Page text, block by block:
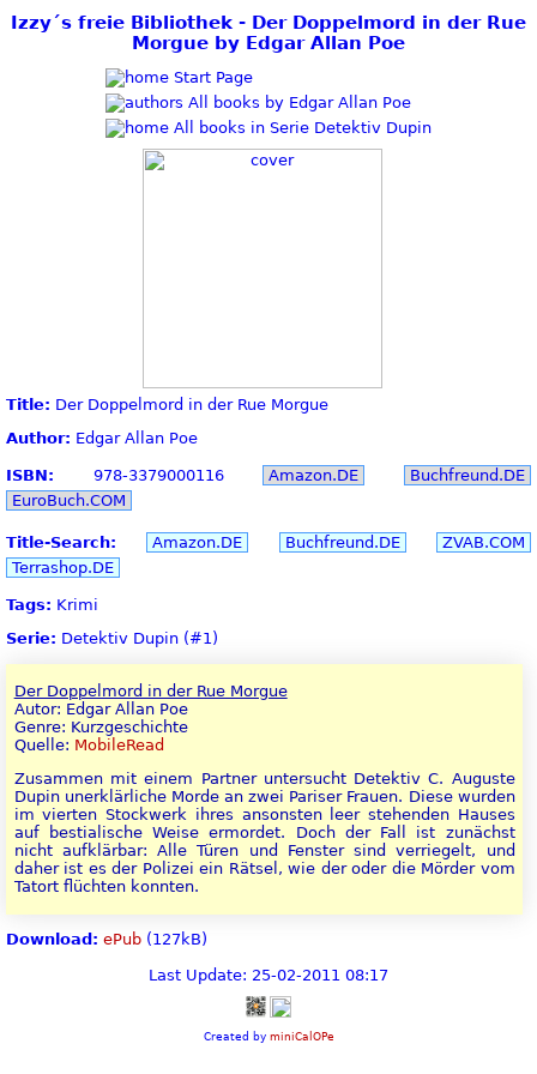
Izzy´s freie Bibliothek - Der Doppelmord in der Rue
Morgue by Edgar Allan Poe
Start Page
All books by Edgar Allan Poe
All books in Serie Detektiv Dupin
Title: Der Doppelmord in der Rue Morgue
Author: Edgar Allan Poe
ISBN: 978-3379000116 Amazon.DE
Buchfreund.DE
EuroBuch.COM
Title-Search: Amazon.DE Buchfreund.DE
ZVAB.COM
Terrashop.DE
Tags: Krimi
Serie: Detektiv Dupin (#1)
Der Doppelmord in der Rue Morgue
Autor: Edgar Allan Poe
Genre: Kurzgeschichte
Quelle: MobileRead
Zusammen mit einem Partner untersucht Detektiv C. Auguste
Dupin unerklärliche Morde an zwei Pariser Frauen. Diese wurden
im vierten Stockwerk ihres ansonsten leer stehenden Hauses
auf bestialische Weise ermordet. Doch der Fall ist zunächst
nicht aufklärbar: Alle Türen und Fenster sind verriegelt, und
daher ist es der Polizei ein Rätsel, wie der oder die Mörder vom
Tatort flüchten konnten.
Download: ePub (127kB)
Last Update: 25-02-2011 08:17
Created by miniCalOPe